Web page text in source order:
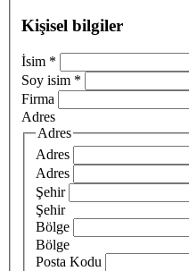
Kişisel bilgiler
İsim *
Soy isim *
Firma
Adres
Adres
Adres
Adres
Şehir
Şehir
Bölge
Bölge
Posta Kodu